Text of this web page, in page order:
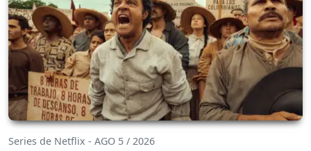
Series de Netflix - AGO 5 / 2026